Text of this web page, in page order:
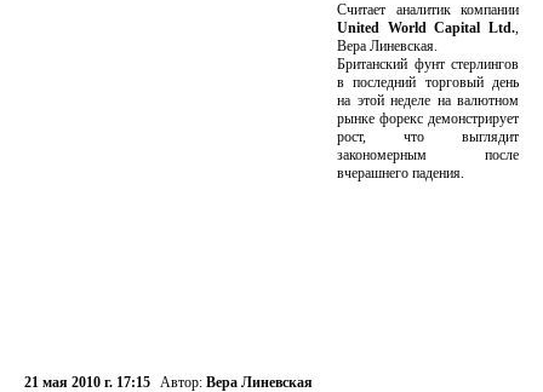
Считает аналитик компании
United World Capital Ltd.,
Вера Линевская.
Британский фунт стерлингов
в последний торговый день
на этой неделе на валютном
рынке форекс демонстрирует
рост, что выглядит
закономерным после
вчерашнего падения.
21 мая 2010 г. 17:15 Автор: Вера Линевская